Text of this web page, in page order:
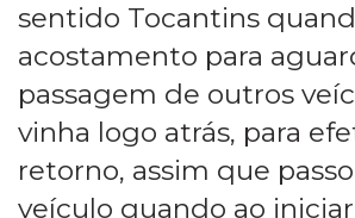
sentido Tocantins
acostamento para
passagem de outros
vinha logo atrás, para
retorno, assim que
veículo quando ao